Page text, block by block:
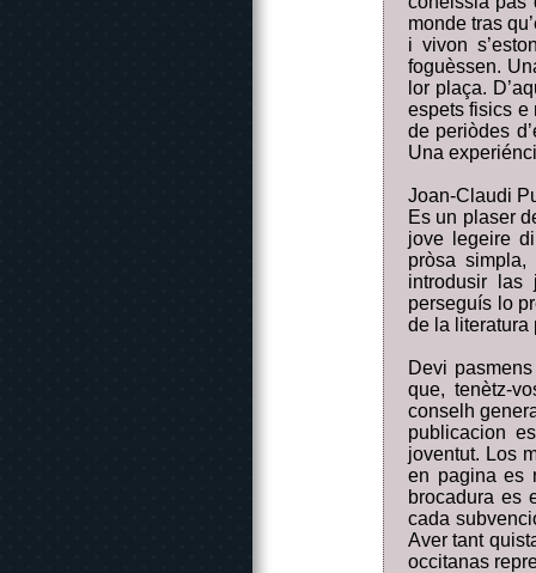
monde tras
i vivon
foguèssen.
lor plaça.
espets fisics e
de periòdes
Una
Joan-Claudi
Es un plaser
jove legeire
pròsa
introdusir las
perseguís lo
de la literatura
Devi
que, tenètz-
conselh
publicacion
joventut. Los
en pagina es
brocadura es
cada
Aver tant
occitanas